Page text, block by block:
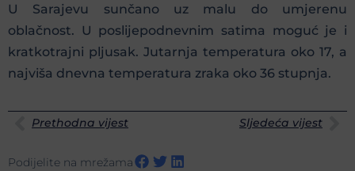
U Sarajevu sunčano uz malu do umjerenu
oblačnost. U poslijepodnevnim satima moguć je i
kratkotrajni pljusak. Jutarnja temperatura oko 17, a
najviša dnevna temperatura zraka oko 36 stupnja.
Prethodna vijest Sljedeća vijest
Podijelite na mrežama